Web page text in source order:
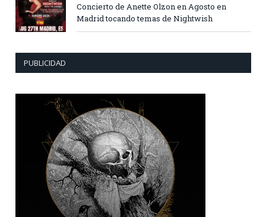
Concierto de Anette Olzon en Agosto en
Madrid tocando temas de Nightwish
PUBLICIDAD